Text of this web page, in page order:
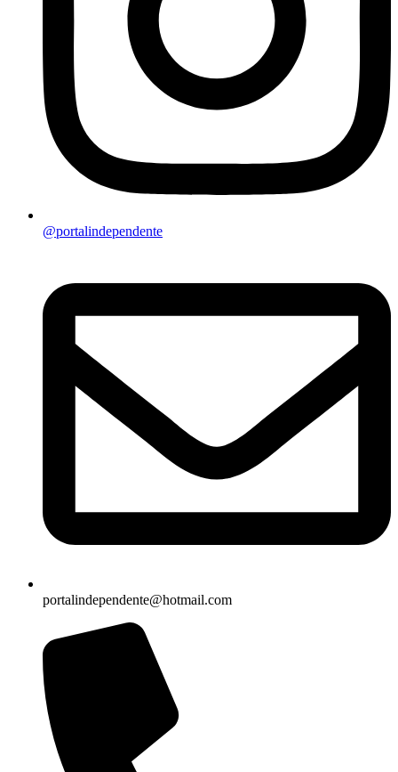
@portalindependente
portalindependente@hotmail.com